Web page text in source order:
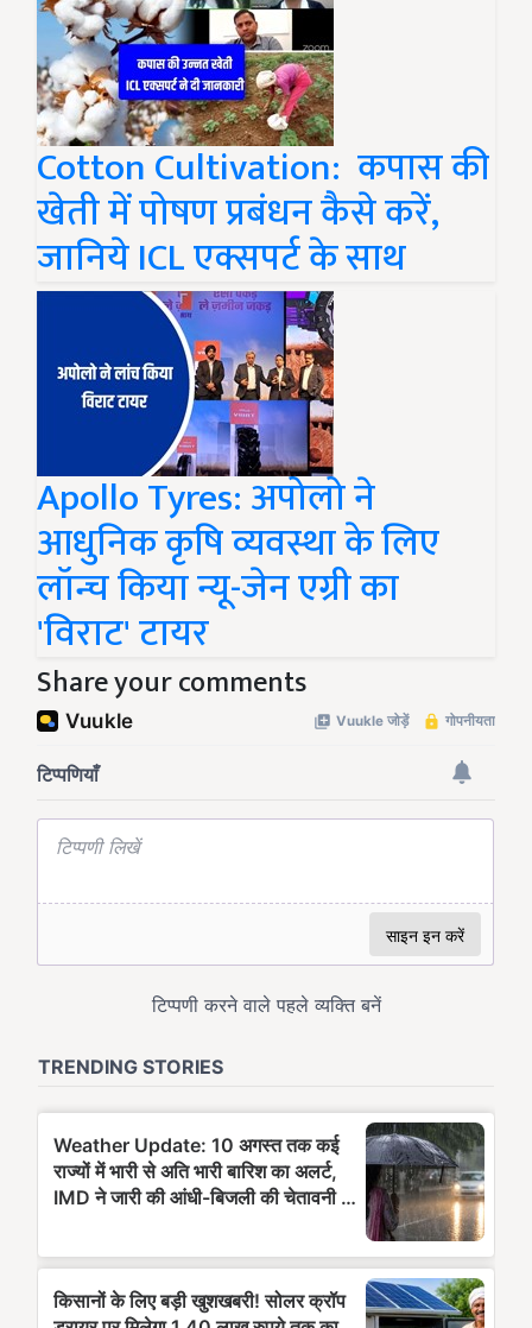
Cotton Cultivation: कपास की
खेती में पोषण प्रबंधन कैसे करें,
जानिये ICL एक्सपर्ट के साथ
Apollo Tyres: अपोलो ने
आधुनिक कृषि व्यवस्था के लिए
लॉन्च किया न्यू-जेन एग्री का
'विराट' टायर
Share your comments